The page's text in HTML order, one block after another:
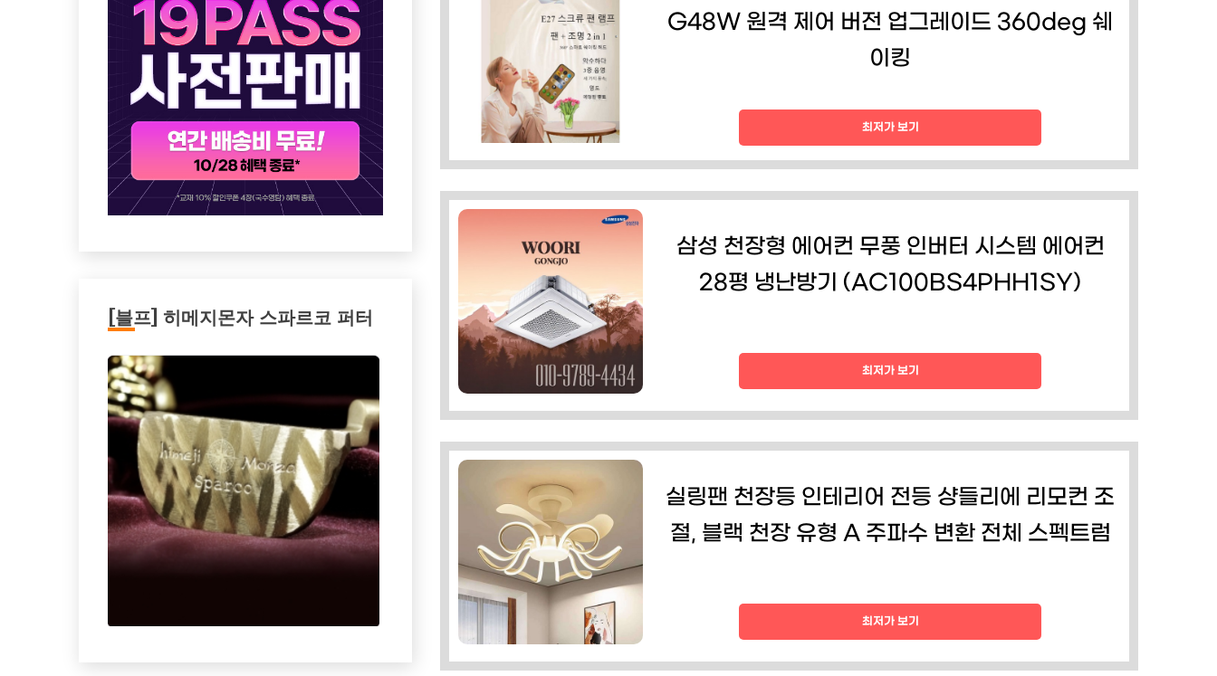
G48W 원격 제어 버전 업그레이드 360deg 쉐
이킹
최저가 보기
삼성 천장형 에어컨 무풍 인버터 시스템 에어컨
28평 냉난방기 (AC100BS4PHH1SY)
최저가 보기
실링팬 천장등 인테리어 전등 샹들리에 리모컨 조
절, 블랙 천장 유형 A 주파수 변환 전체 스펙트럼
최저가 보기
[블프] 히메지몬자 스파르코 퍼터